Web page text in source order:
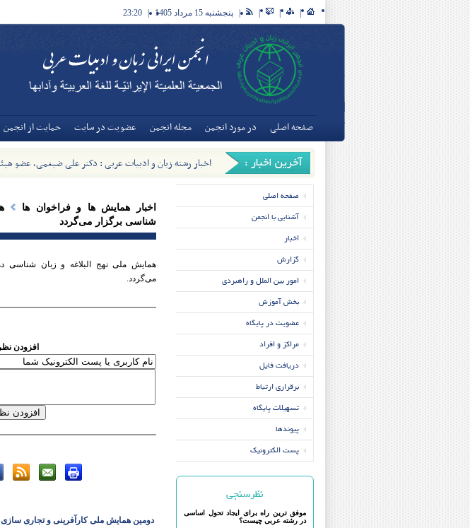
پنجشنبه 15 مرداد 1405 23:20
صفحه اصلی در مورد انجمن مجله انجمن عضويت در سايت حمايت از انجمن
اخبار رشته زبان و ادبیات عربی : دکتر علی ضیغمی، عضو
تخصصی زبان و ادبیات عربی وزارت منصوب شد - [1405/5/8]
صفحه اصلی
آشنایی با انجمن
اخبار
گزارش
امور بین الملل و راهبردی
بخش آموزش
عضویت در پایگاه
مراکز و افراد
دریافت فایل
برقراری ارتباط
تسهیلات پایگاه
پیوندها
پست الکترونیک
نظرسنجی
موفق ترین راه برای ایجاد تحول اساسی
در رشته عربی چیست؟
اخبار همایش ها و فراخوان ها
شناسی برگزار می‌گردد
همایش ملی نهج البلاغه و زبان شناسی
می‌گردد.
افزودن
دومین همایش ملی کارآفرینی و تجاری سازی